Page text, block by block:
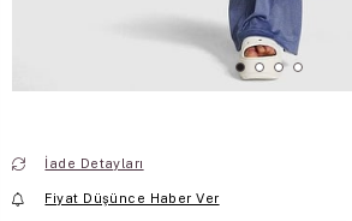
İade Detayları
Fiyat Düşünce Haber Ver